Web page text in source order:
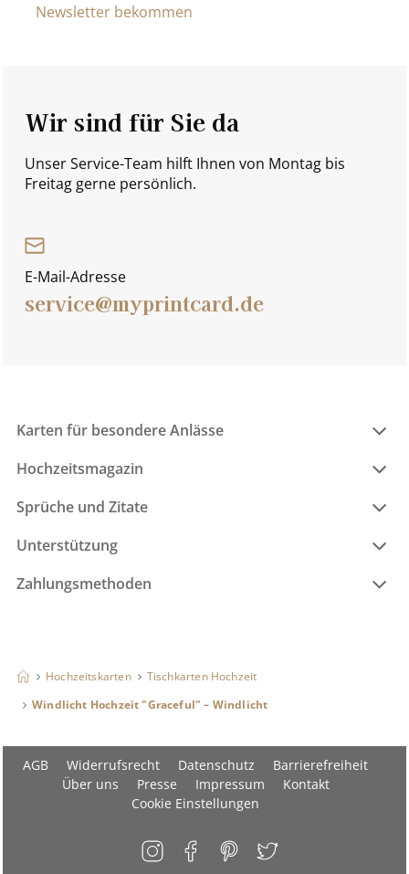
Newsletter bekommen
Wir sind für Sie da
Unser Service-Team hilft Ihnen von Montag bis
Freitag gerne persönlich.
E-Mail-Adresse
service@myprintcard.de
Karten für besondere Anlässe
Hochzeitsmagazin
Sprüche und Zitate
Unterstützung
Zahlungsmethoden
Hochzeitskarten
Tischkarten Hochzeit
Windlicht Hochzeit "Graceful" – Windlicht
AGB Widerrufsrecht Datenschutz
Barrierefreiheit
Über uns
Presse Impressum
Kontakt
Cookie Einstellungen